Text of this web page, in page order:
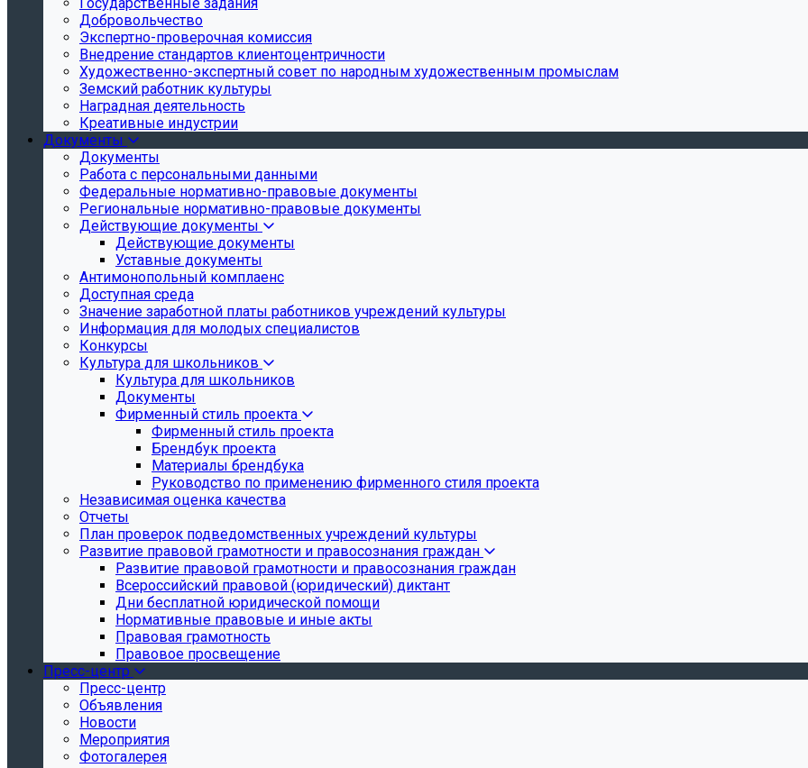
Государственные задания
Добровольчество
Экспертно-проверочная комиссия
Внедрение стандартов клиентоцентричности
Художественно-экспертный совет по народным художественным промыслам
Земский работник культуры
Наградная деятельность
Креативные индустрии
Документы
Документы
Работа с персональными данными
Федеральные нормативно-правовые документы
Региональные нормативно-правовые документы
Действующие документы
Действующие документы
Уставные документы
Антимонопольный комплаенс
Доступная среда
Значение заработной платы работников учреждений культуры
Информация для молодых специалистов
Конкурсы
Культура для школьников
Культура для школьников
Документы
Фирменный стиль проекта
Фирменный стиль проекта
Брендбук проекта
Материалы брендбука
Руководство по применению фирменного стиля проекта
Независимая оценка качества
Отчеты
План проверок подведомственных учреждений культуры
Развитие правовой грамотности и правосознания граждан
Развитие правовой грамотности и правосознания граждан
Всероссийский правовой (юридический) диктант
Дни бесплатной юридической помощи
Нормативные правовые и иные акты
Правовая грамотность
Правовое просвещение
Пресс-центр
Пресс-центр
Объявления
Новости
Мероприятия
Фотогалерея